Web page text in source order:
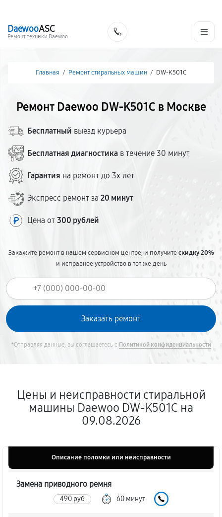
DaewooASC
Ремонт техники Daewoo
Главная / Ремонт стиральных машин / DW-K501C
Ремонт Daewoo DW-K501C в Москве
Бесплатный выезд курьера
Бесплатная диагностика в течение 30 минут
Гарантия на ремонт до 3х лет
Экспресс ремонт за 20 минут
Цена от 300 рублей
Закажите ремонт в нашем сервисном центре, и получитескидку 20%
и исправное устройство в тот же день
*Отправляя данные, вы соглашаетесь с Политикой конфиденциальности
Цены и неисправности стиральной
машины Daewoo DW-K501C на
09.08.2026
Описание поломки или неисправности
Замена приводного ремня
490 руб 60 минут